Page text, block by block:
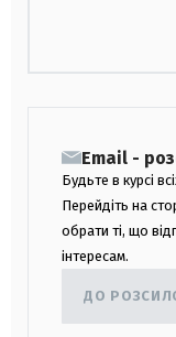
Email -
Будьте в курсі
Перейдіть на
обрати ті, що
інтересам.
ДО